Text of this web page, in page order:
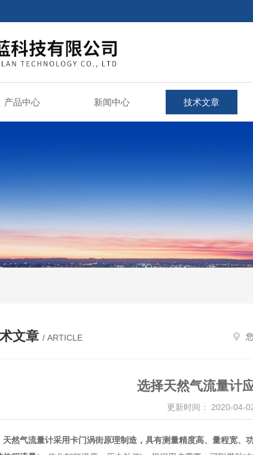
产品中心 新闻中心 技术文章
文章 / ARTICLE
选择天然气流量计
更新时间： 2020-
天然气流量计采用卡门涡街原理制造，具有测量精度高、量程宽